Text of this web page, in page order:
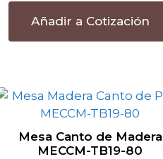
Añadir a Cotización
Mesa Canto de Madera
MECCM-TB19-80